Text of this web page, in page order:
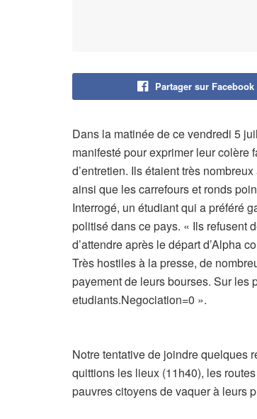
Partager sur Facebook
Dans la matinée de ce vendredi 5
manifesté pour exprimer leur colère
d’entretien. Ils étaient très
ainsi que les carrefours et ronds
Interrogé, un étudiant qui a préféré
politisé dans ce pays. « Ils refusent
d’attendre après le départ d’Alpha
Très hostiles à la presse, de
payement de leurs bourses. Sur les
etudiants.Negociation=0 ».
Notre tentative de joindre quelques
quittions les lieux (11h40), les
pauvres citoyens de vaquer à leurs